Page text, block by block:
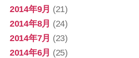
2014年9月 (21)
2014年8月 (24)
2014年7月 (23)
2014年6月 (25)